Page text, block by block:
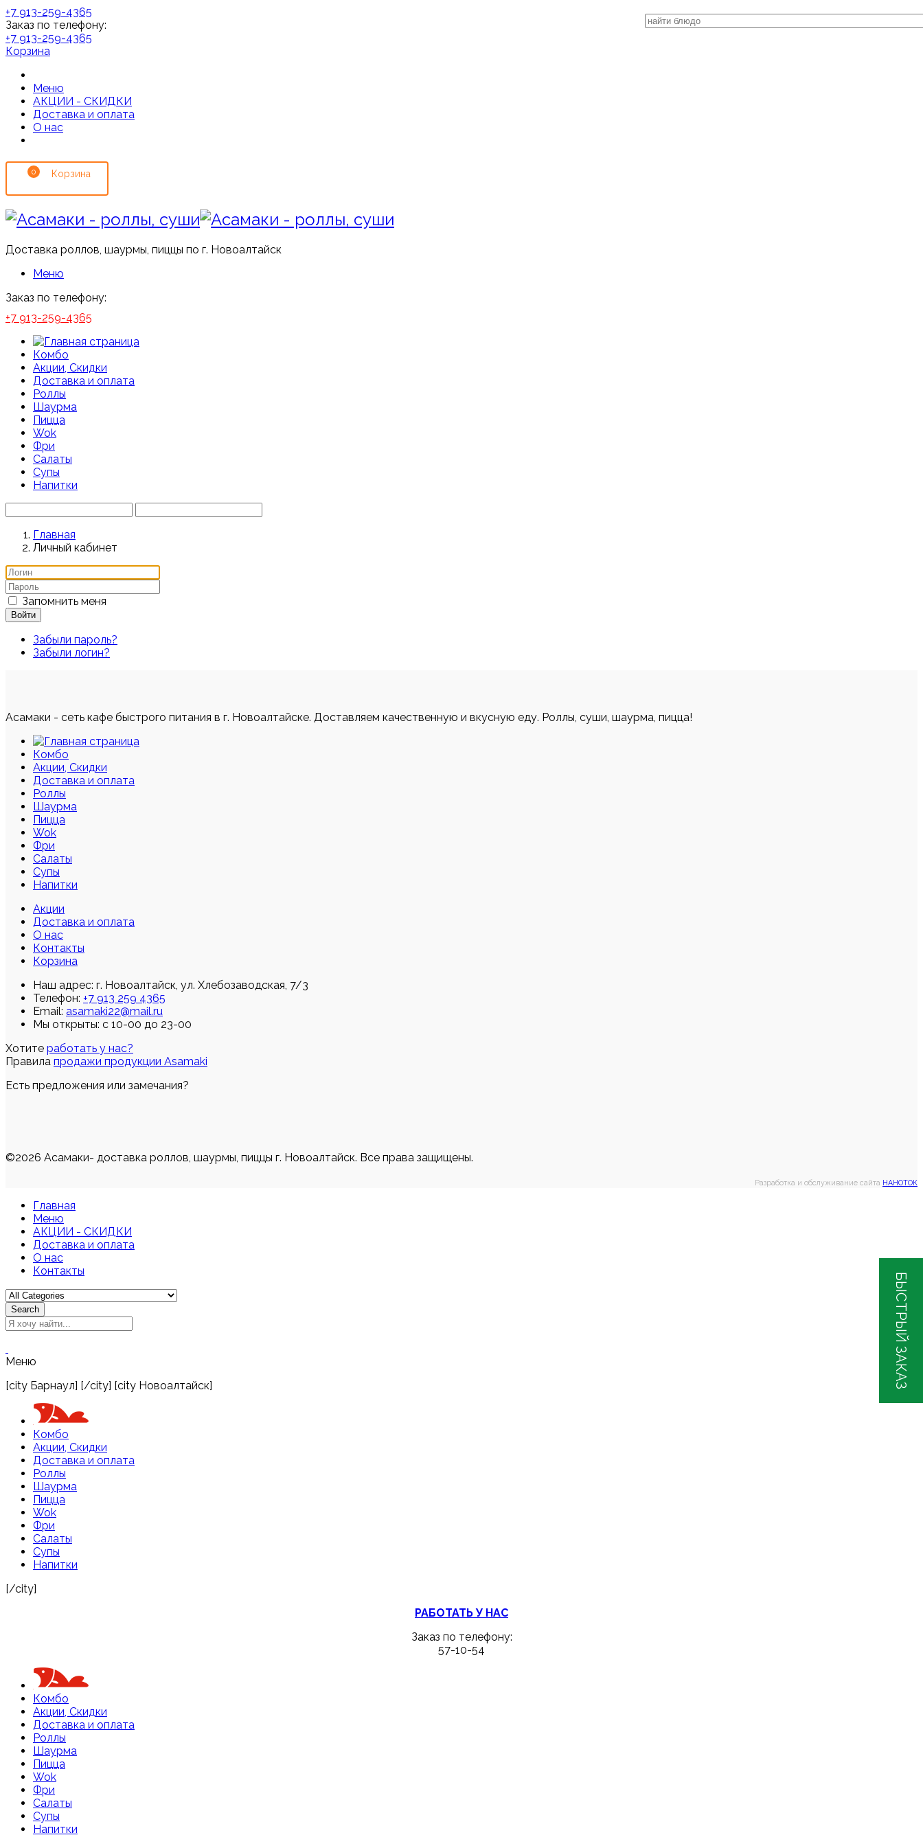
+7 913-259-4365
Заказ по телефону:
+7 913-259-4365
Корзина
Меню
АКЦИИ - СКИДКИ
Доставка и оплата
О нас
0
Доставка роллов, шаурмы, пиццы по г. Новоалтайск
Меню
Заказ по телефону:
+7 913-259-4365
Комбо
Акции, Скидки
Доставка и оплата
Роллы
Шаурма
Пицца
Wok
Фри
Салаты
Супы
Напитки
Главная
Личный кабинет
Запомнить меня
Войти
Забыли пароль?
Забыли логин?
Асамаки - сеть кафе быстрого питания в г. Новоалтайске. Доставляем качественную и вкусную еду. Роллы, суши, шаурма, пицца!
Комбо
Акции, Скидки
Доставка и оплата
Роллы
Шаурма
Пицца
Wok
Фри
Салаты
Супы
Напитки
Акции
Доставка и оплата
О нас
Контакты
Корзина
Наш адрес: г. Новоалтайск, ул. Хлебозаводская, 7/3
Телефон: +7 913 259 4365
Email: asamaki22@mail.ru
Мы открыты: с 10-00 до 23-00
Хотите работать у нас?
Правила продажи продукции Asamaki
Есть предложения или замечания?
©2026 Асамаки- доставка роллов, шаурмы, пиццы г. Новоалтайск. Все права защищены.
Разработка и обслуживание сайта НАНОТОК
Главная
Меню
АКЦИИ - СКИДКИ
Доставка и оплата
О нас
Контакты
Search БЫСТРЫЙ ЗАКАЗ
Меню
[city Барнаул] [/city] [city Новоалтайск]
Комбо
Акции, Скидки
Доставка и оплата
Роллы
Шаурма
Пицца
Wok
Фри
Салаты
Супы
Напитки
[/city]
РАБОТАТЬ У НАС
Заказ по телефону:
57-10-54
Комбо
Акции, Скидки
Доставка и оплата
Роллы
Шаурма
Пицца
Wok
Фри
Салаты
Супы
Напитки